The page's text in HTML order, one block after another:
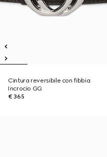
Cintura reversibile con fibbia
Incrocio GG
€ 365